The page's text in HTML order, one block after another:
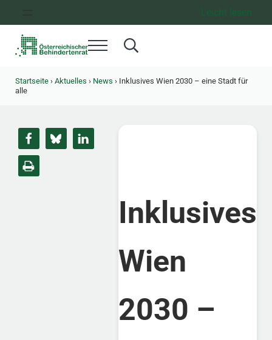
Leicht lesen
Menü Search...
Startseite › Aktuelles › News ›Inklusives Wien 2030 – eine Stadt für
alle
Inklusives
Wien
2030 –